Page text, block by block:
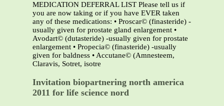
MEDICATION DEFERRAL LIST Please tell us if
you are now taking or if you have EVER taken
any of these medications: • Proscar© (finasteride) -
usually given for prostate gland enlargement •
Avodart© (dutasteride) -usually given for prostate
enlargement • Propecia© (finasteride) -usually
given for baldness • Accutane© (Amnesteem,
Claravis, Sotret, isotre
Invitation biopartnering north america
2011 for life science nord